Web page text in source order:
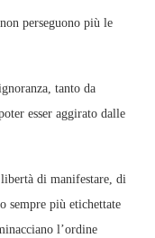
perseguono più le
tanto da
esser aggirato dalle
di manifestare, di
sempre più etichettate
l’ordine